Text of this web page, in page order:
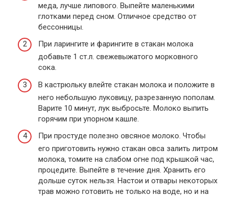
меда, лучше липового. Выпейте маленькими
глотками перед сном. Отличное средство от
бессонницы.
При ларингите и фарингите в стакан молока
добавьте 1 ст.л. свежевыжатого морковного
сока.
В кастрюльку влейте стакан молока и положите в
него небольшую луковицу, разрезанную пополам.
Варите 10 минут, лук выбросьте. Молоко выпить
горячим при упорном кашле.
При простуде полезно овсяное молоко. Чтобы
его приготовить нужно стакан овса залить литром
молока, томите на слабом огне под крышкой час,
процедите. Выпейте в течение дня. Хранить его
дольше суток нельзя. Настои и отвары некоторых
трав можно готовить не только на воде, но и на